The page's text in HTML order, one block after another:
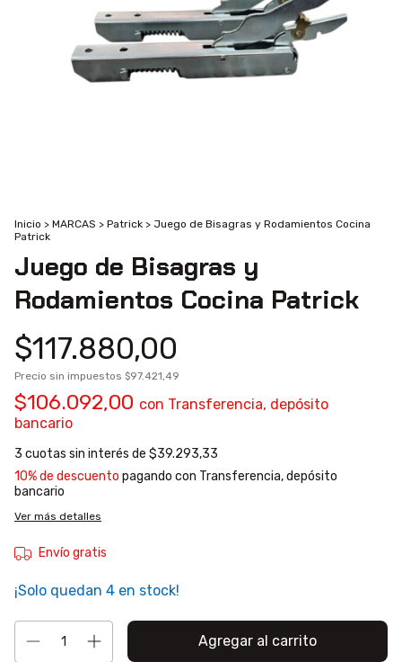
Inicio > MARCAS > Patrick > Juego de Bisagras y Rodamientos Cocina
Patrick
Juego de Bisagras y
Rodamientos Cocina Patrick
$117.880,00
Precio sin impuestos $97.421,49
$106.092,00 con Transferencia, depósito
bancario
3 cuotas sin interés de $39.293,33
10% de descuento pagando con Transferencia, depósito
bancario
Ver más detalles
Envío gratis
¡Solo quedan 4 en stock!